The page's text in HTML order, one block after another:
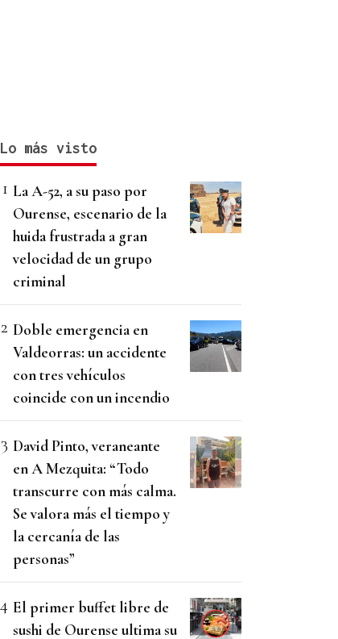
Lo más visto
La A-52, a su paso por
Ourense, escenario de la
huida frustrada a gran
velocidad de un grupo
criminal
Doble emergencia en
Valdeorras: un accidente
con tres vehículos
coincide con un incendio
David Pinto, veraneante
en A Mezquita: “Todo
transcurre con más calma.
Se valora más el tiempo y
la cercanía de las
personas”
El primer buffet libre de
sushi de Ourense ultima su